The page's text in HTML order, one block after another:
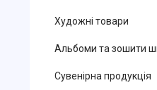
Художні товари
Альбоми та зошити
Сувенірна продукція